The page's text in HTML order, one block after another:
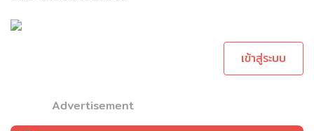
เข้าสู่ระบบ
Advertisement